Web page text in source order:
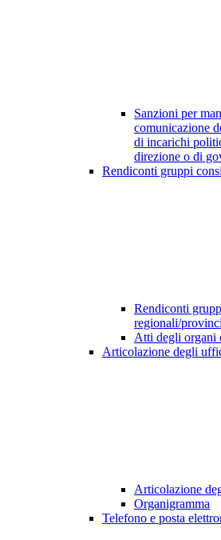
Sanzioni per
comunicazione
di incarichi
direzione o di
Rendiconti gruppi
Rendiconti
regionali/
Atti degli organi
Articolazione degli
Articolazione
Organigramma
Telefono e posta